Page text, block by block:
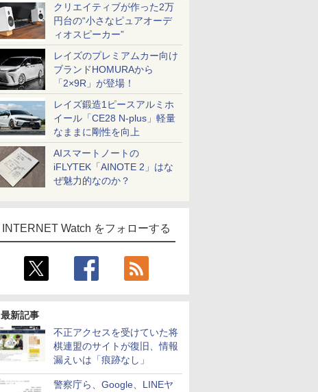
クリエイティブが作った2万
円台の“小さなピュアオーデ
ィオスピーカー”
レイズのプレミアムカー向け
ブランドHOMURAから
「2×9R」が登場！
レイズ鍛造1ピースアルミホ
イール「CE28 N-plus」軽量
なままに剛性を向上
AIスマートノートの
iFLYTEK「AINOTE 2」はな
ぜ魅力的なのか？
INTERNET Watch をフォローする
最新記事
不正アクセスを受けていた将
棋連盟のサイトが復旧、情報
漏えいは「痕跡なし」
警察庁ら、Google、LINEヤ